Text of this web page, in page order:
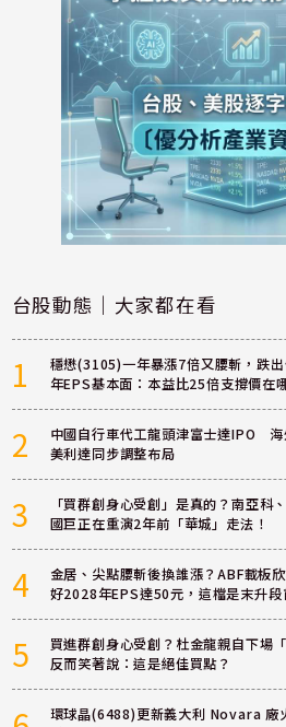
台股動態｜大家都在看
1
穩懋(3105)一年暴漲7倍又腰斬，跌
年EPS基本面：本益比25倍支撐價在
2
中國自行車代工龍頭津富士達IPO 海
美利達同步調整布局
3
「買群創身心受創」是真的？南亞科
國巨正在重演2年前「華城」走法！
4
金居、尖點腰斬後換誰漲？ABF載板
好2028年EPS達50元，這檔是末升段
5
買進群創身心受創？杜金龍親自下場
反而笑著說：這是絕佳買點？
環球晶(6488)更新義大利 Novara 廠